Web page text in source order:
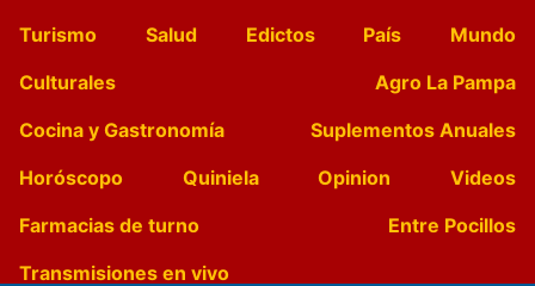
Turismo
Salud Edictos País
Mundo
Culturales
Agro La Pampa
Cocina y Gastronomía
Suplementos Anuales
Horóscopo
Quiniela Opinion
Videos
Farmacias de turno
Entre Pocillos
Transmisiones en vivo